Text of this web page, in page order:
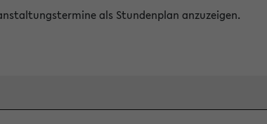
als Stundenplan anzuzeigen.